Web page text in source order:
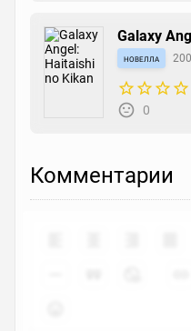
Galaxy
новелла
0
Комментарии